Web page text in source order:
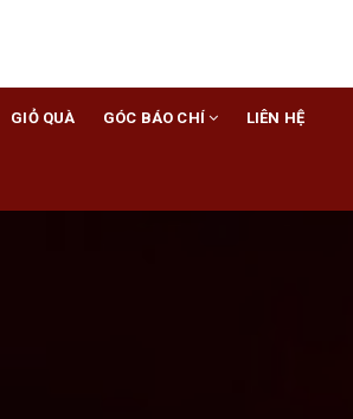
GIỎ QUÀ GÓC BÁO CHÍ LIÊN HỆ